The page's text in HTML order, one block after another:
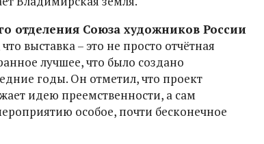
отделения Союза художников России
выставка – это не просто отчётная
лучшее, что было создано
годы. Он отметил, что проект
идею преемственности, а сам
особое, почти бесконечное